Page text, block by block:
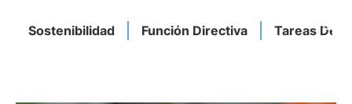
Sostenibilidad Función Directiva Tareas De